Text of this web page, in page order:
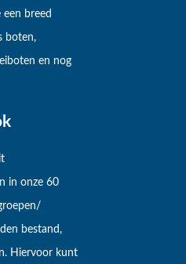
breed
boten,
en nog
in onze 60
bestand,
Hiervoor kunt